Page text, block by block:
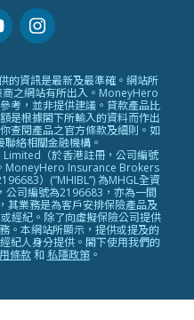
的資訊是最新及最準確。網站所
之網站有所出入。MoneyHero
考，並非提供建議。貸款產品比
是根據閣下所輸入的資料而作出
查閱產品之官方條款及細則。如
絡相關金融機構。
（於香港註冊，公司編號
MoneyHero Insurance Brokers
）(”MHIBL”) 為MHGL全資
公司編號為2196683，亦為一間
其業務是為客戶安排保險產品及
經紀。除了向虛擬保險公司提供
。本網站所顯示，提供或提及的
紀人身分提供。閣下使用我們的
條款和 私隱政策。